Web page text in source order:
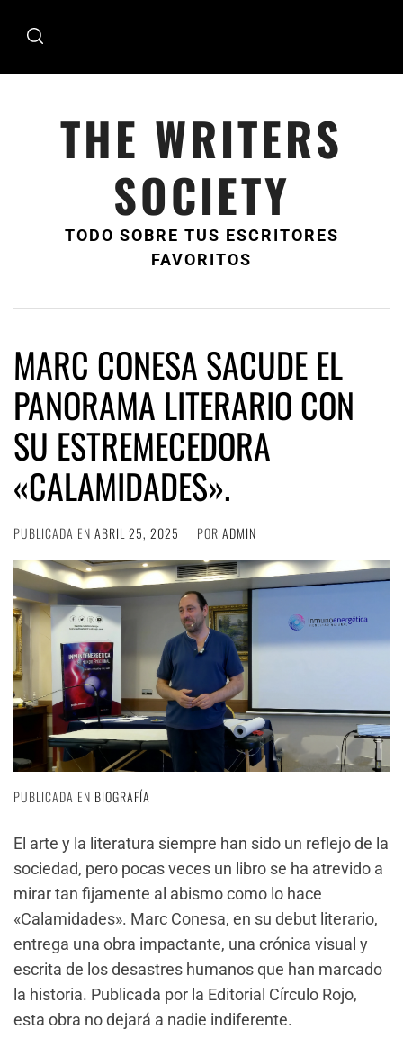
THE WRITERS
SOCIETY
TODO SOBRE TUS ESCRITORES
FAVORITOS
MARC CONESA SACUDE EL
PANORAMA LITERARIO CON
SU ESTREMECEDORA
«CALAMIDADES».
PUBLICADA EN ABRIL 25, 2025 POR ADMIN
PUBLICADA EN BIOGRAFÍA
El arte y la literatura siempre han sido un reflejo de la
sociedad, pero pocas veces un libro se ha atrevido a
mirar tan fijamente al abismo como lo hace
«Calamidades». Marc Conesa, en su debut literario,
entrega una obra impactante, una crónica visual y
escrita de los desastres humanos que han marcado
la historia. Publicada por la Editorial Círculo Rojo,
esta obra no dejará a nadie indiferente.